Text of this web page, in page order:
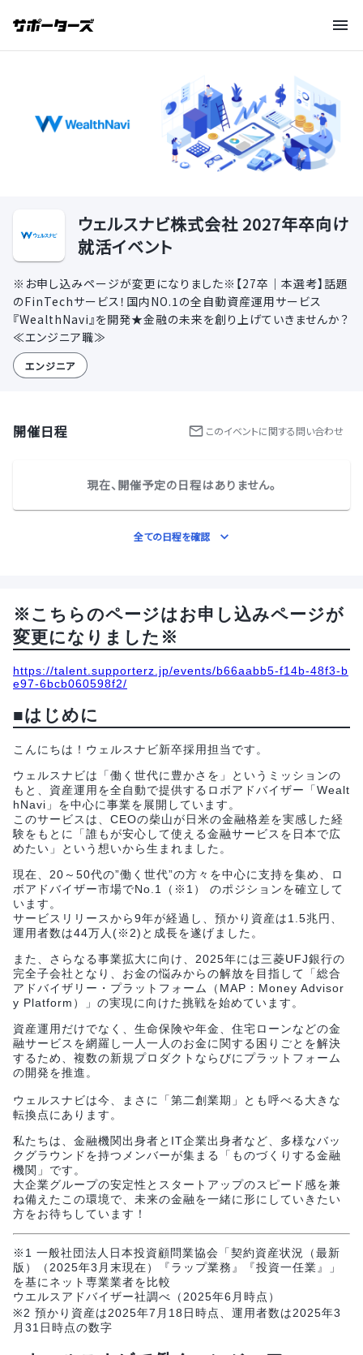
ウェルスナビ株式会社 2027年卒向け
就活イベント
※お申し込みページが変更になりました※【27卒｜本選考】話題
のFinTechサービス！国内NO.1の全自動資産運用サービス
『WealthNavi』を開発★金融の未来を創り上げていきませんか？
≪エンジニア職≫
エンジニア
開催日程 このイベントに関する問い合わせ
現在、開催予定の日程はありません。
全ての日程を確認
※こちらのページはお申し込みページが
変更になりました※
https://talent.supporterz.jp/events/b66aabb5-f14b-48f3-b
e97-6bcb060598f2/
■はじめに
こんにちは！ウェルスナビ新卒採用担当です。
ウェルスナビは「働く世代に豊かさを」というミッションの
もと、資産運用を全自動で提供するロボアドバイザー「Wealt
hNavi」を中心に事業を展開しています。
このサービスは、CEOの柴山が日米の金融格差を実感した経
験をもとに「誰もが安心して使える金融サービスを日本で広
めたい」という想いから生まれました。
現在、20～50代の”働く世代”の方々を中心に支持を集め、ロ
ボアドバイザー市場でNo.1（※1） のポジションを確立して
います。
サービスリリースから9年が経過し、預かり資産は1.5兆円、
運用者数は44万人(※2)と成長を遂げました。
また、さらなる事業拡大に向け、2025年には三菱UFJ銀行の
完全子会社となり、お金の悩みからの解放を目指して「総合
アドバイザリー・プラットフォーム（MAP：Money Advisor
y Platform）」の実現に向けた挑戦を始めています。
資産運用だけでなく、生命保険や年金、住宅ローンなどの金
融サービスを網羅し一人一人のお金に関する困りごとを解決
するため、複数の新規プロダクトならびにプラットフォーム
の開発を推進。
ウェルスナビは今、まさに「第二創業期」とも呼べる大きな
転換点にあります。
私たちは、金融機関出身者とIT企業出身者など、多様なバッ
クグラウンドを持つメンバーが集まる「ものづくりする金融
機関」です。
大企業グループの安定性とスタートアップのスピード感を兼
ね備えたこの環境で、未来の金融を一緒に形にしていきたい
方をお待ちしています！
※1 一般社団法人日本投資顧問業協会「契約資産状況（最新
版）（2025年3月末現在）『ラップ業務』『投資一任業』」
を基にネット専業業者を比較
ウエルスアドバイザー社調べ（2025年6月時点）
※2 預かり資産は2025年7月18日時点、運用者数は2025年3
月31日時点の数字